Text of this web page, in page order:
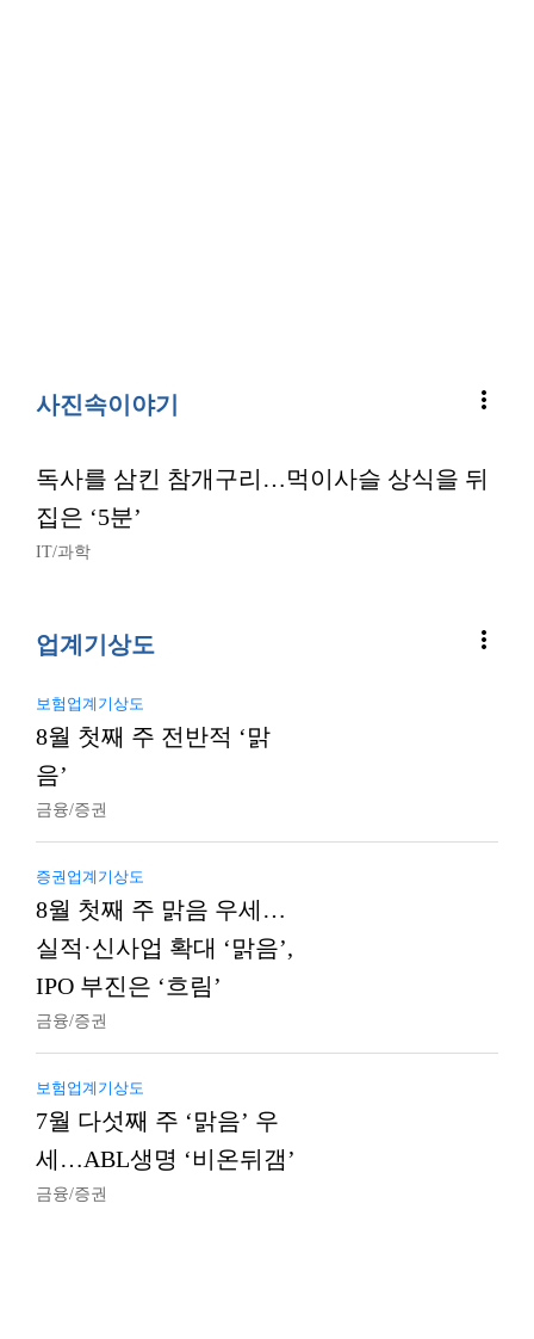
사진속이야기 more_vert
독사를 삼킨 참개구리…먹이사슬 상식을 뒤
집은 ‘5분’
IT/과학
업계기상도 more_vert
보험업계기상도
8월 첫째 주 전반적 ‘맑
음’
금융/증권
증권업계기상도
8월 첫째 주 맑음 우세…
실적·신사업 확대 ‘맑음’,
IPO 부진은 ‘흐림’
금융/증권
보험업계기상도
7월 다섯째 주 ‘맑음’ 우
세…ABL생명 ‘비온뒤갬’
금융/증권